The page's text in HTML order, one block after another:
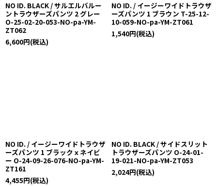
NO ID. BLACK / サルエルバルー
ントラウザーズパンツ 2 グレー
O-25-02-20-053-NO-pa-YM-
ZT062
6,600円(税込)
NO ID. / イージーワイドトラウザ
ーズパンツ 1 ブラウン T-25-12-
10-059-NO-pa-YM-ZT061
1,540円(税込)
NO ID. / イージーワイドトラウザ
ーズパンツ 1 ブラックｘネイビ
ー O-24-09-26-076-NO-pa-YM-
ZT161
4,455円(税込)
NO ID. BLACK / サイドスリット
トラウザーズパンツ O-24-01-
19-021-NO-pa-YM-ZT053
2,024円(税込)